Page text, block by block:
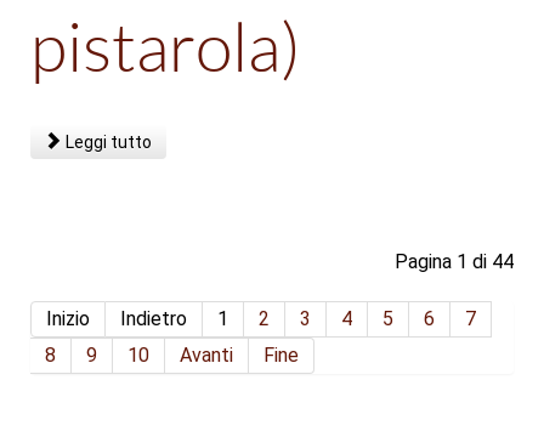
pistarola)
Leggi tutto
Pagina 1 di 44
Inizio Indietro 1 2 3 4 5 6
7
8
9 10 Avanti Fine